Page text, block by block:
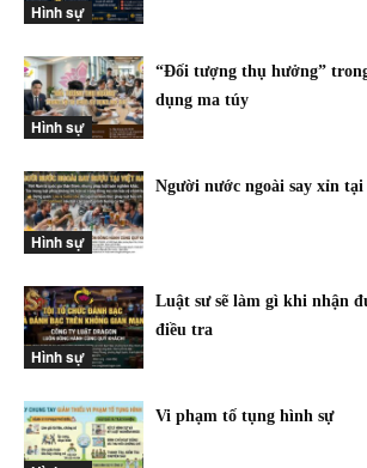
Hình sự
Hình sự
“Đối tượng thụ hưởng”
dụng ma túy
Hình sự
Người nước ngoài say xỉn
Hình sự
Luật sư sẽ làm gì khi nhận
điều tra
Vi phạm tố tụng hình sự